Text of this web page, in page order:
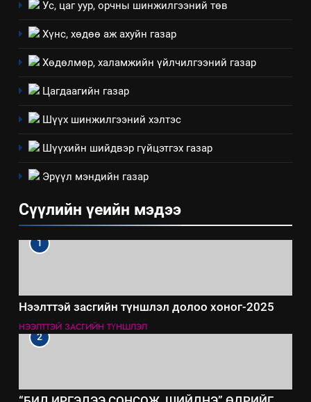
Ус, цаг уур, орчны шинжилгээний төв
Хүнс, хөдөө аж ахуйн газар
Хөдөлмөр, халамжийн үйлчилгээний газар
Цагдаагийн газар
Шүүх шинжилгээний хэлтэс
Шүүхийн шийдвэр гүйцэтгэх газар
Эрүүл мэндийн газар
Сүүлийн үеийн мэдээ
1
Нээлттэй засгийн түншлэл долоо хоног-2025
НЭЭЛТТЭЙ ЗАСГИЙН ТҮНШЛЭЛ
2